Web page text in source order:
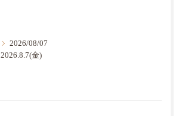
2026/08/07
2026.8.7(金)